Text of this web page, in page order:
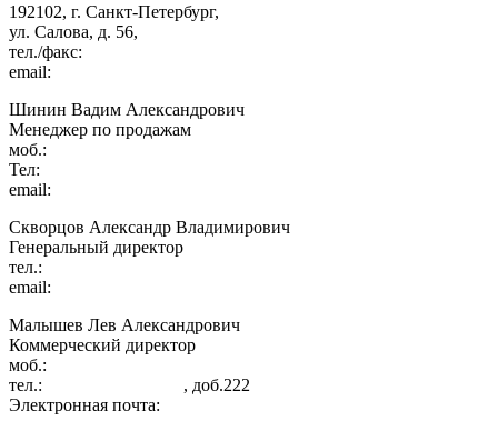
192102, г. Санкт-Петербург,
ул. Салова, д. 56,
тел./факс:
email:
Шинин Вадим Александрович
Менеджер по продажам
моб.:
Тел:
email:
Скворцов Александр Владимирович
Генеральный директор
тел.:
email:
Малышев Лев Александрович
Коммерческий директор
моб.:
тел.:
, доб.222
Электронная почта: